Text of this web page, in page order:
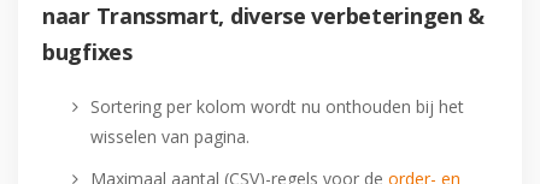
naar Transsmart, diverse verbeteringen &
bugfixes
Sortering per kolom wordt nu onthouden bij het
wisselen van pagina.
Maximaal aantal (CSV)-regels voor de order- en